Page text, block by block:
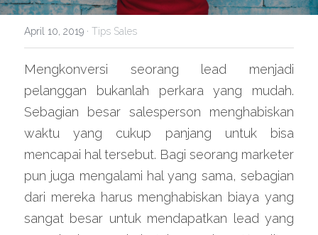
April 10, 2019 · Tips Sales
Mengkonversi seorang lead menjadi
pelanggan bukanlah perkara yang mudah.
Sebagian besar salesperson menghabiskan
waktu yang cukup panjang untuk bisa
mencapai hal tersebut. Bagi seorang marketer
pun juga mengalami hal yang sama, sebagian
dari mereka harus menghabiskan biaya yang
sangat besar untuk mendapatkan lead yang